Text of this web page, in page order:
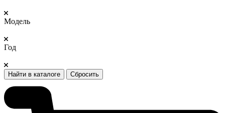
Модель
Год
Найти в каталоге Сбросить